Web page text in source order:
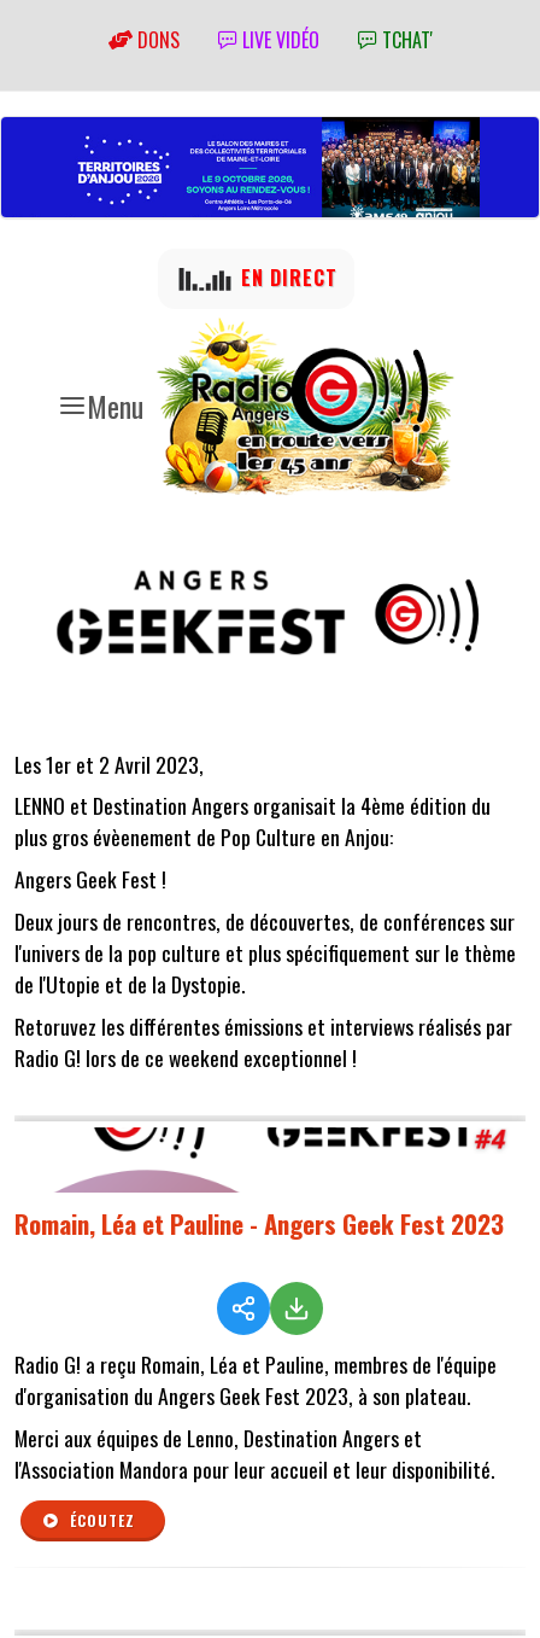
DONS LIVE VIDÉO TCHAT'
Menu
EN DIRECT
Les 1er et 2 Avril 2023,
LENNO et Destination Angers organisait la 4ème édition du
plus gros évèenement de Pop Culture en Anjou:
Angers Geek Fest !
Deux jours de rencontres, de découvertes, de conférences sur
l'univers de la pop culture et plus spécifiquement sur le thème
de l'Utopie et de la Dystopie.
Retoruvez les différentes émissions et interviews réalisés par
Radio G! lors de ce weekend exceptionnel !
Romain, Léa et Pauline - Angers Geek Fest 2023
Radio G! a reçu Romain, Léa et Pauline, membres de l'équipe
d'organisation du Angers Geek Fest 2023, à son plateau.
Merci aux équipes de Lenno, Destination Angers et
l'Association Mandora pour leur accueil et leur disponibilité.
ÉCOUTEZ